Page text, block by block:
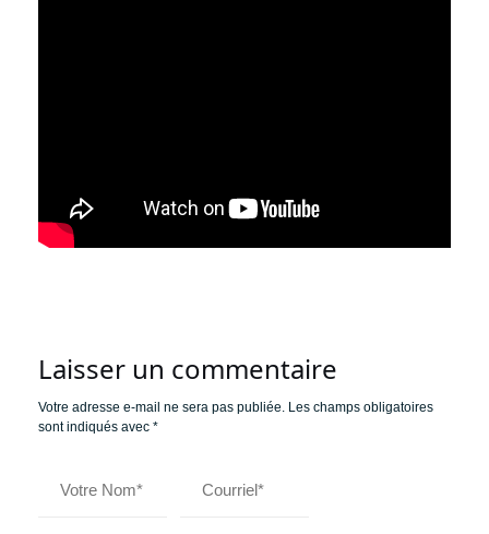
Laisser un commentaire
Votre adresse e-mail ne sera pas publiée. Les champs obligatoires
sont indiqués avec *